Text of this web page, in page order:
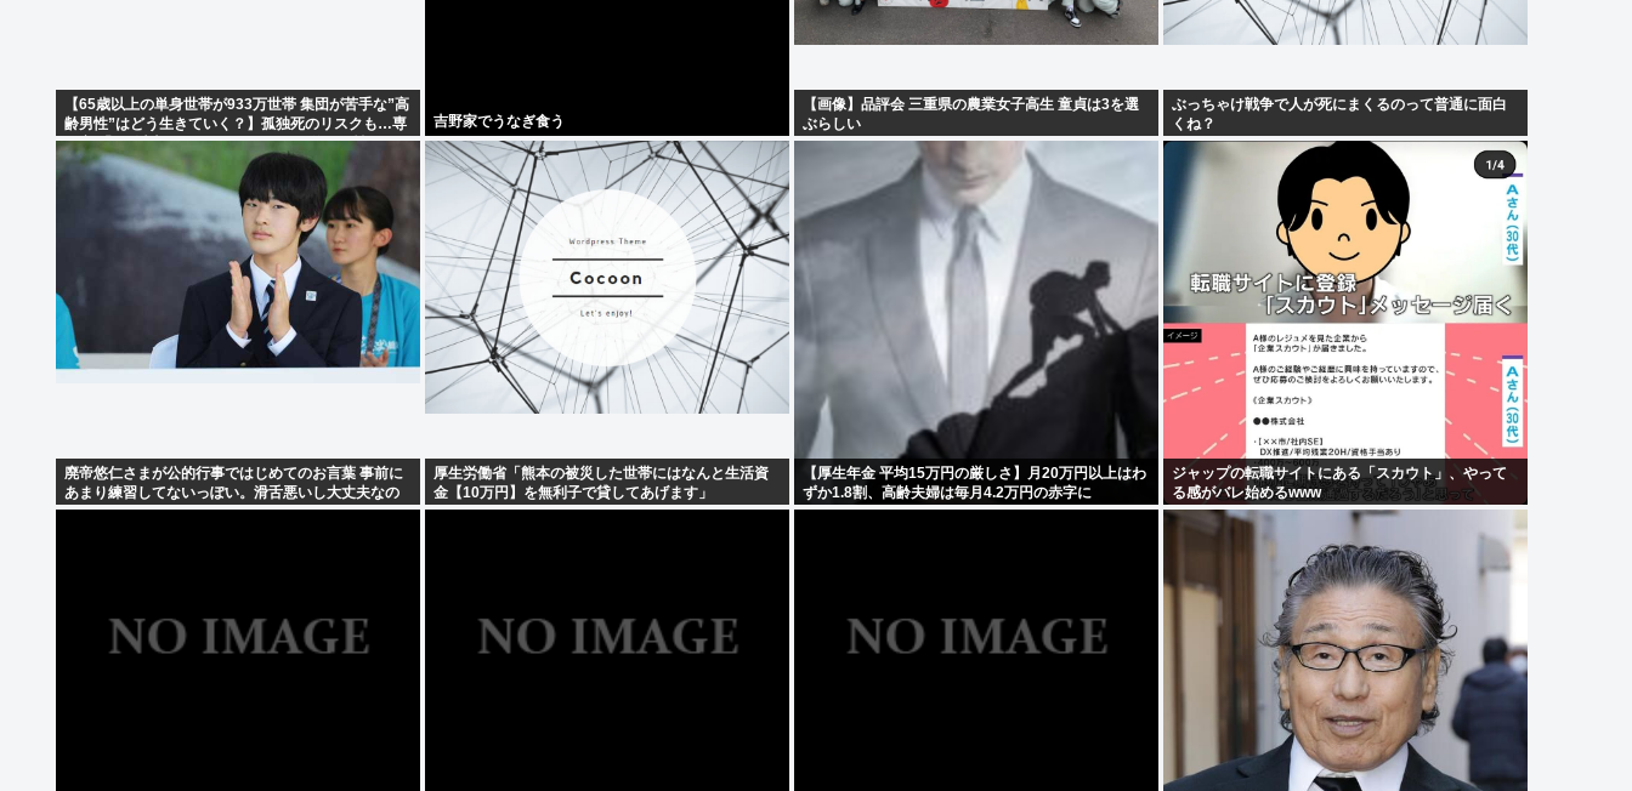
【65歳以上の単身世帯が933万世帯 集団が苦手な”高
齢男性”はどう生きていく？】孤独死のリスクも…専
門家 「8日以上見つからないのも圧倒的に男性」
吉野家でうなぎ食う
【画像】品評会 三重県の農業女子高生 童貞は3を選
ぶらしい
ぶっちゃけ戦争で人が死にまくるのって普通に面白
くね？
廃帝悠仁さまが公的行事ではじめてのお言葉 事前に
あまり練習してないっぽい。滑舌悪いし大丈夫なの
厚生労働省「熊本の被災した世帯にはなんと生活資
金【10万円】を無利子で貸してあげます」
【厚生年金 平均15万円の厳しさ】月20万円以上はわ
ずか1.8割、高齢夫婦は毎月4.2万円の赤字に
ジャップの転職サイトにある「スカウト」、やって
る感がバレ始めるwww